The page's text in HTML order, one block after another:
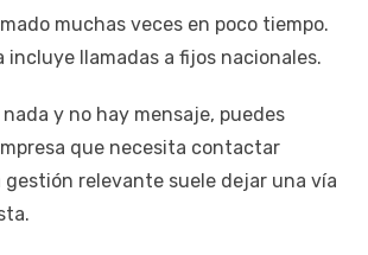
muchas veces en poco tiempo.
llamadas a fijos nacionales.
nada y no hay mensaje, puedes
que necesita contactar
relevante suele dejar una vía